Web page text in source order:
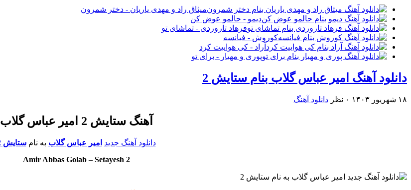
میثاق راد و مهدی یاریان - دختر شمرون
دیمو - حالمو عوض کن
فرهاد تاروردی - تماشای تو
کوروش - فیانسه
آراد - کی هواییت کرد
پوری و مهیار - برای تو
دانلود آهنگ امیر عباس گلاب بنام ستایش 2
۱۸ شهریور ۱۴۰۳ ۰ نظر دانلود آهنگ
آهنگ ستایش 2 امیر عباس گلاب
دانلود آهنگ جدید امیر عباس گلاب به نامستایش 2
Amir Abbas Golab– Setayesh 2